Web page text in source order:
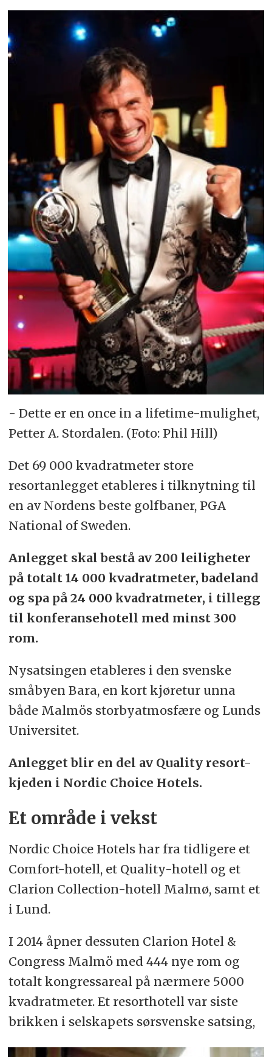
- Dette er en once in a lifetime-mulighet,
Petter A. Stordalen. (Foto: Phil Hill)
Det 69 000 kvadratmeter store
resortanlegget etableres i tilknytning til
en av Nordens beste golfbaner, PGA
National of Sweden.
Anlegget skal bestå av 200 leiligheter
på totalt 14 000 kvadratmeter, badeland
og spa på 24 000 kvadratmeter, i tillegg
til konferansehotell med minst 300
rom.
Nysatsingen etableres i den svenske
småbyen Bara, en kort kjøretur unna
både Malmös storbyatmosfære og Lunds
Universitet.
Anlegget blir en del av Quality resort-
kjeden i Nordic Choice Hotels.
Et område i vekst
Nordic Choice Hotels har fra tidligere et
Comfort-hotell, et Quality-hotell og et
Clarion Collection-hotell Malmø, samt et
i Lund.
I 2014 åpner dessuten Clarion Hotel &
Congress Malmö med 444 nye rom og
totalt kongressareal på nærmere 5000
kvadratmeter. Et resorthotell var siste
brikken i selskapets sørsvenske satsing,